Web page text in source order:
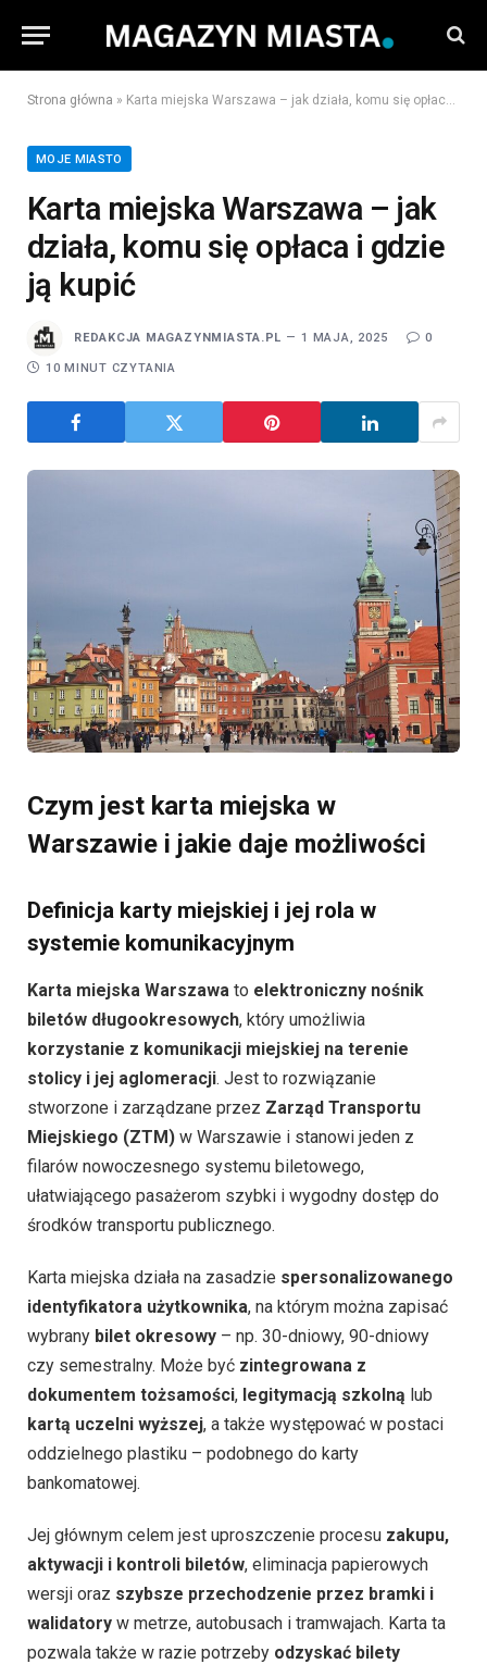
Strona główna » Karta miejska Warszawa – jak działa, komu się opłaca i gdzie ją kupić
MOJE MIASTO
Karta miejska Warszawa – jak
działa, komu się opłaca i gdzie
ją kupić
REDAKCJA MAGAZYNMIASTA.PL 1 MAJA, 2025 0
10 MINUT CZYTANIA
Czym jest karta miejska w
Warszawie i jakie daje możliwości
Definicja karty miejskiej i jej rola w
systemie komunikacyjnym
Karta miejska Warszawa to elektroniczny nośnik
biletów długookresowych, który umożliwia
korzystanie z komunikacji miejskiej na terenie
stolicy i jej aglomeracji. Jest to rozwiązanie
stworzone i zarządzane przez Zarząd Transportu
Miejskiego (ZTM) w Warszawie i stanowi jeden z
filarów nowoczesnego systemu biletowego,
ułatwiającego pasażerom szybki i wygodny dostęp do
środków transportu publicznego.
Karta miejska działa na zasadzie spersonalizowanego
identyfikatora użytkownika, na którym można zapisać
wybrany bilet okresowy – np. 30-dniowy, 90-dniowy
czy semestralny. Może być zintegrowana z
dokumentem tożsamości, legitymacją szkolną lub
kartą uczelni wyższej, a także występować w postaci
oddzielnego plastiku – podobnego do karty
bankomatowej.
Jej głównym celem jest uproszczenie procesu zakupu,
aktywacji i kontroli biletów, eliminacja papierowych
wersji oraz szybsze przechodzenie przez bramki i
walidatory w metrze, autobusach i tramwajach. Karta ta
pozwala także w razie potrzeby odzyskać bilety